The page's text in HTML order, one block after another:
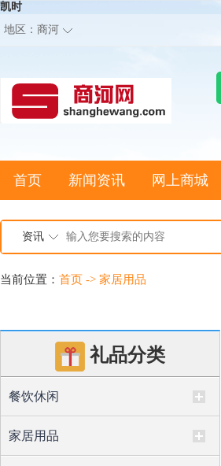
凯时
地区： 商河
首页 新闻资讯 网上商城
资讯
当前位置： 首页 -> 家居用品
礼品分类
餐饮休闲
家居用品